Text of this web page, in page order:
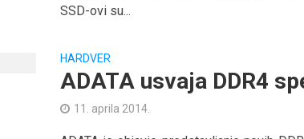
SSD-ovi su...
HARDVER
ADATA usvaja DDR4
11. aprila 2014.